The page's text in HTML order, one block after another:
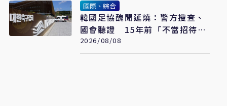
國際、綜合
韓國足協醜聞延燒：警方搜查、
國會聽證 15年前「不當招待」
疑雲重見天日
2026/08/08